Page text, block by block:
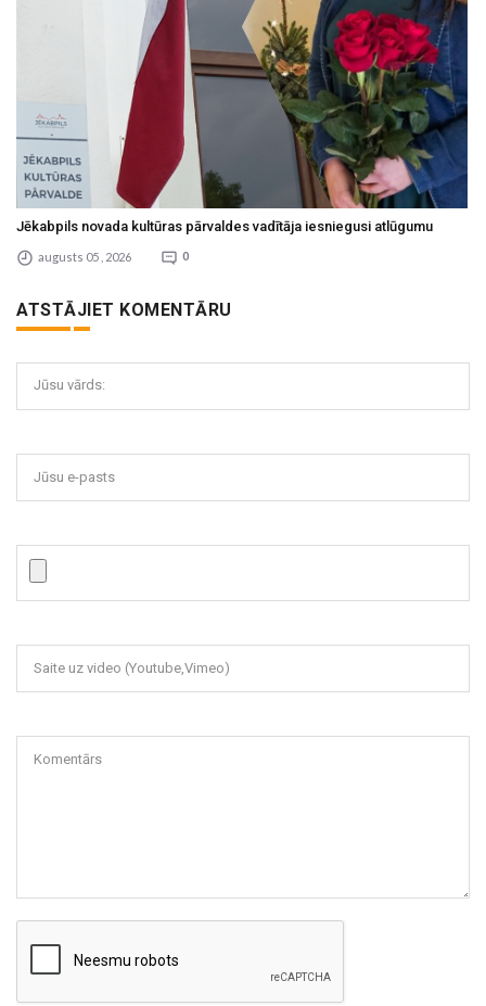
Jēkabpils novada kultūras pārvaldes vadītāja iesniegusi atlūgumu
augusts 05 , 2026 0
ATSTĀJIET KOMENTĀRU
Jūsu vārds:
Jūsu e-pasts
Saite uz video (Youtube,Vimeo)
Komentārs